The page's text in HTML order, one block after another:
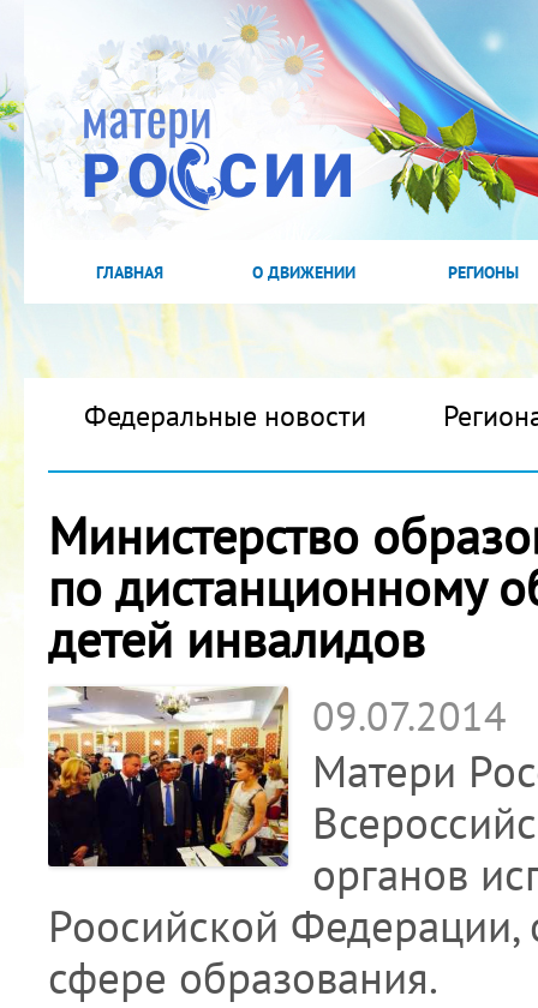
ГЛАВНАЯ О ДВИЖЕНИИ РЕГИОНЫ
Федеральные новости
Министерство
по дистанционному
детей инвалидов
09.07.2014
Матери
органов
Роосийской
сфере образования.